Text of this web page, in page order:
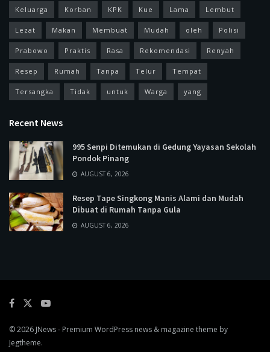
Keluarga Korban KPK Kue Lama Lembut
Lezat Makan Membuat Mudah oleh Polisi
Prabowo Praktis Rasa Rekomendasi Renyah
Resep Rumah Tanpa Telur Tempat
Tersangka Tidak untuk Warga yang
Recent News
995 Senpi Ditemukan di Gedung Yayasan Sekolah
Pondok Pinang
AUGUST 6, 2026
Resep Tape Singkong Manis Alami dan Mudah
Dibuat di Rumah Tanpa Gula
AUGUST 6, 2026
© 2026 JNews- Premium WordPress news & magazine theme by
Jegtheme.